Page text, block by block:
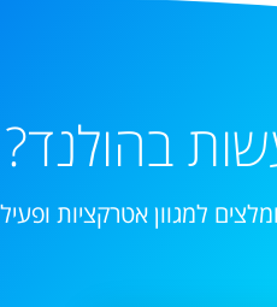
בהולנד?
למגוון אטרקציות